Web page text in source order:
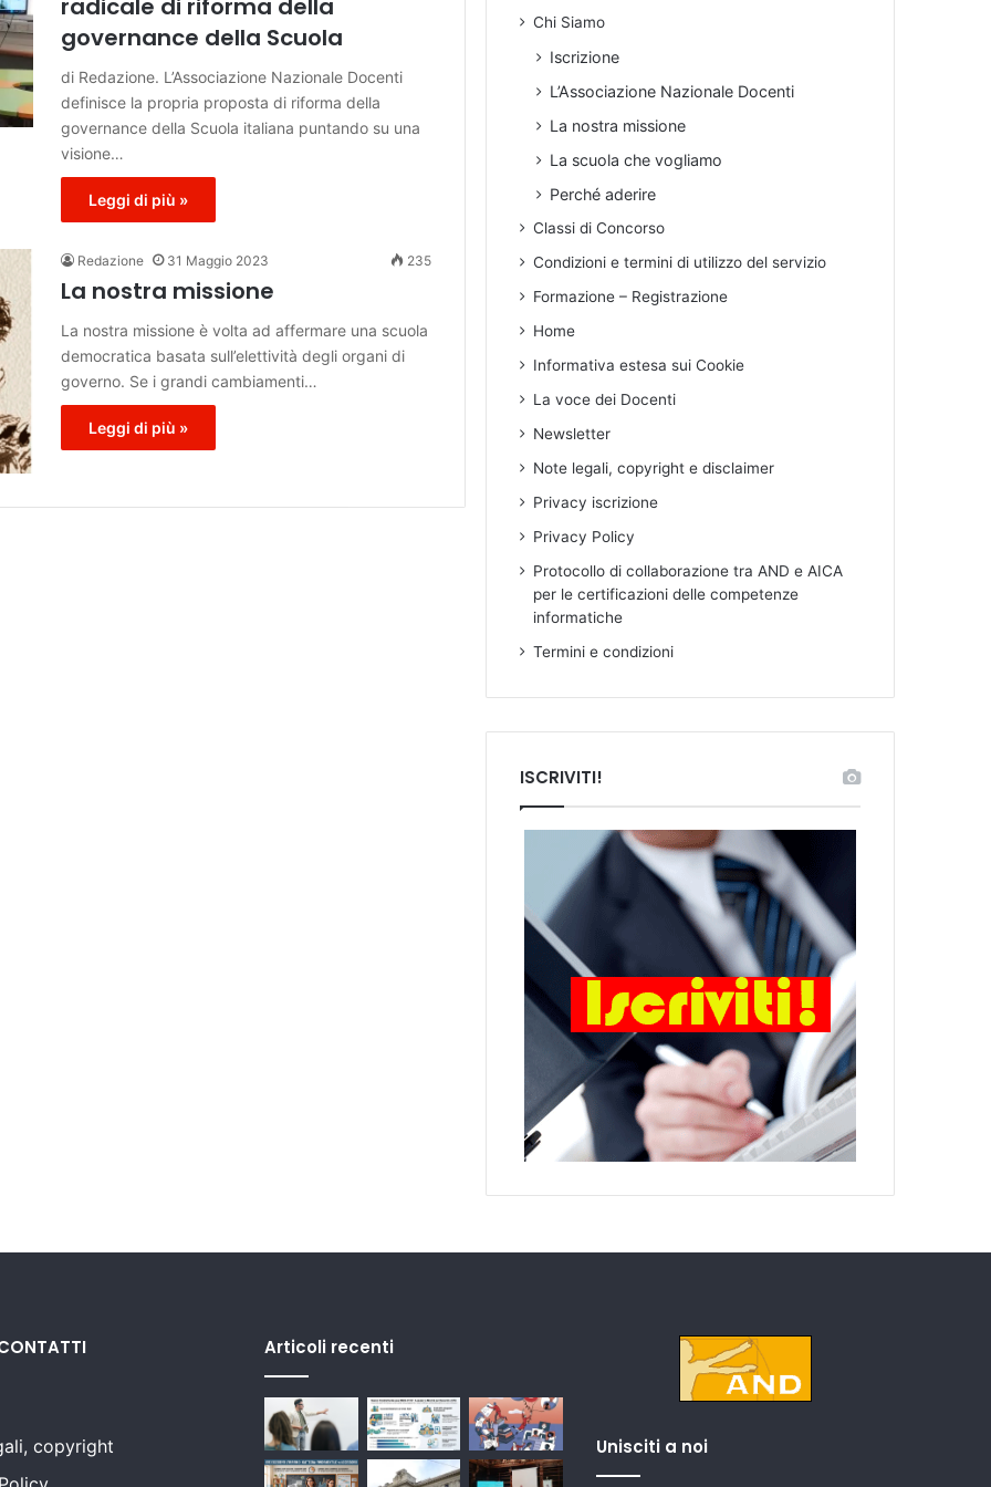
radicale di riforma della
governance della Scuola
di Redazione. L’Associazione Nazionale Docenti
definisce la propria proposta di riforma della
governance della Scuola italiana puntando su una
visione…
Leggi di più »
Redazione 31 Maggio 2023 235
La nostra missione
La nostra missione è volta ad affermare una scuola
democratica basata sull’elettività degli organi di
governo. Se i grandi cambiamenti…
Leggi di più »
Chi Siamo
Iscrizione
L’Associazione Nazionale Docenti
La nostra missione
La scuola che vogliamo
Perché aderire
Classi di Concorso
Condizioni e termini di utilizzo del servizio
Formazione – Registrazione
Home
Informativa estesa sui Cookie
La voce dei Docenti
Newsletter
Note legali, copyright e disclaimer
Privacy iscrizione
Privacy Policy
Protocollo di collaborazione tra AND e AICA
per le certificazioni delle competenze
informatiche
Termini e condizioni
ISCRIVITI!
copyright
Articoli recenti
Unisciti a noi